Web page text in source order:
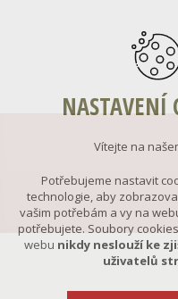
NASTAVENÍ
Vítejte na
Potřebujeme nastavit
technologie, aby
vašim potřebám a vy na
potřebujete. Soubory
webu nikdy neslouží ke
uživatelů